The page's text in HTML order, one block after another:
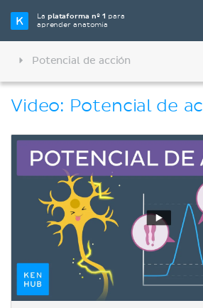
Laplataforma nº 1 para
aprender anatomía
Potencial de acción
Video: Potencial de